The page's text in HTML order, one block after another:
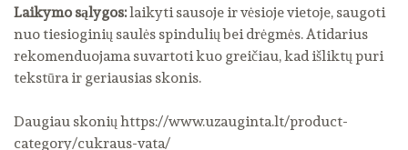
Laikymo sąlygos:laikyti sausoje ir vėsioje vietoje, saugoti
nuo tiesioginių saulės spindulių bei drėgmės. Atidarius
rekomenduojama suvartoti kuo greičiau, kad išliktų puri
tekstūra ir geriausias skonis.
Daugiau skoniųhttps://www.uzauginta.lt/product-
category/cukraus-vata/